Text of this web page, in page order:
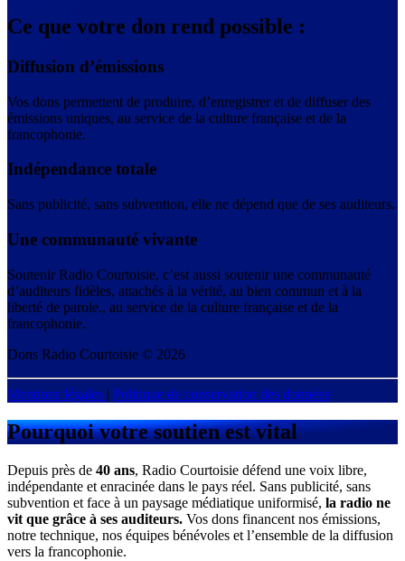
Ce que votre don rend possible :
Diffusion d’émissions
Vos dons permettent de produire, d’enregistrer et de diffuser des
émissions uniques, au service de la culture française et de la
francophonie.
Indépendance totale
Sans publicité, sans subvention, elle ne dépend que de ses auditeurs.
Une communauté vivante
Soutenir Radio Courtoisie, c’est aussi soutenir une communauté
d’auditeurs fidèles, attachés à la vérité, au bien commun et à la
liberté de parole., au service de la culture française et de la
francophonie.
Dons Radio Courtoisie © 2026
Mentions légales | Politique de conservation des données
Pourquoi votre soutien est vital
Depuis près de 40 ans, Radio Courtoisie défend une voix libre,
indépendante et enracinée dans le pays réel. Sans publicité, sans
subvention et face à un paysage médiatique uniformisé, la radio ne
vit que grâce à ses auditeurs. Vos dons financent nos émissions,
notre technique, nos équipes bénévoles et l’ensemble de la diffusion
vers la francophonie.